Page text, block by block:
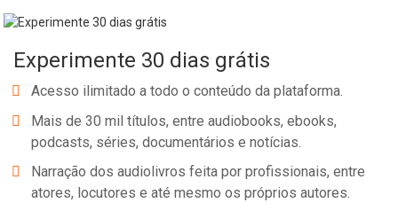
Experimente 30 dias grátis
Acesso ilimitado a todo o conteúdo da plataforma.
Mais de 30 mil títulos, entre audiobooks, ebooks,
podcasts, séries, documentários e notícias.
Narração dos audiolivros feita por profissionais, entre
atores, locutores e até mesmo os próprios autores.